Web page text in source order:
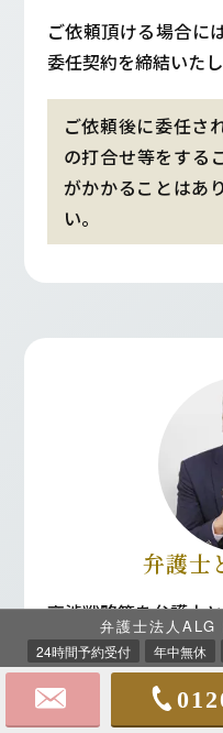
ご依頼頂ける場合に
委任契約を締結いたし
ご依頼後に委任さ
の打合せ等をする
がかかることはあ
い。
弁護士
交渉戦略等を弁護士
これまでの生活状況
利益を最大化できる
弁護士法人ALG
24時間予約受付 年中無休